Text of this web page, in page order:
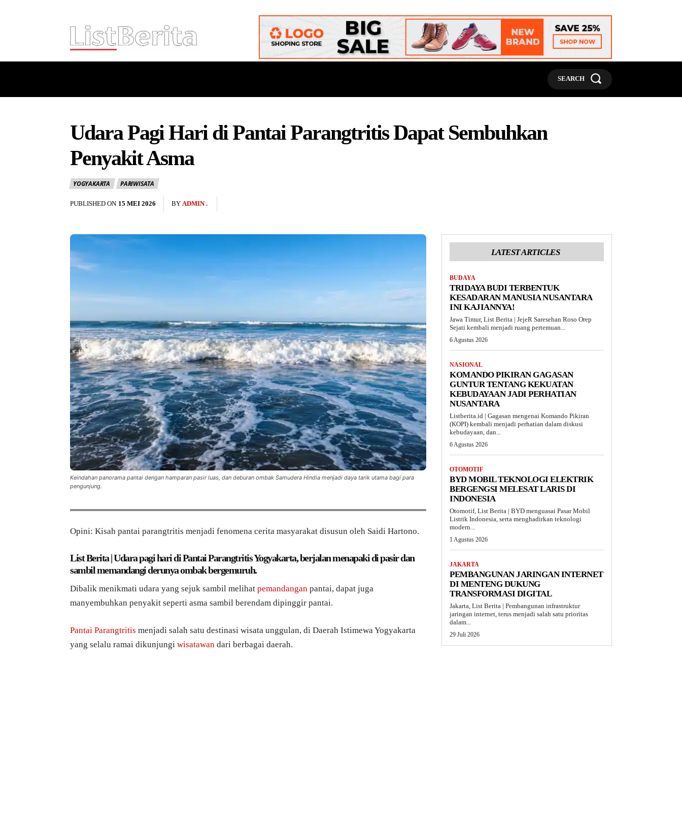
SEARCH
Udara Pagi Hari di Pantai Parangtritis Dapat Sembuhkan
Penyakit Asma
YOGYAKARTA PARIWISATA
PUBLISHED ON 15 MEI 2026 BY ADMIN .
Keindahan panorama pantai dengan hamparan pasir luas, dan deburan ombak Samudera Hindia menjadi daya tarik utama bagi para
pengunjung.
Opini: Kisah pantai parangtritis menjadi fenomena cerita masyarakat disusun oleh Saidi Hartono.
List Berita | Udara pagi hari di Pantai Parangtritis Yogyakarta, berjalan menapaki di pasir dan
sambil memandangi derunya ombak bergemuruh.
Dibalik menikmati udara yang sejuk sambil melihat pemandangan pantai, dapat juga
manyembuhkan penyakit seperti asma sambil berendam dipinggir pantai.
Pantai Parangtritis menjadi salah satu destinasi wisata unggulan, di Daerah Istimewa Yogyakarta
yang selalu ramai dikunjungi wisatawan dari berbagai daerah.
LATEST ARTICLES
BUDAYA
TRIDAYA BUDI TERBENTUK
KESADARAN MANUSIA NUSANTARA
INI KAJIANNYA!
Jawa Timur, List Berita | JejeR Saresehan Roso Orep
Sejati kembali menjadi ruang pertemuan...
6 Agustus 2026
NASIONAL
KOMANDO PIKIRAN GAGASAN
GUNTUR TENTANG KEKUATAN
KEBUDAYAAN JADI PERHATIAN
NUSANTARA
Listberita.id | Gagasan mengenai Komando Pikiran
(KOPI) kembali menjadi perhatian dalam diskusi
kebudayaan, dan...
6 Agustus 2026
OTOMOTIF
BYD MOBIL TEKNOLOGI ELEKTRIK
BERGENGSI MELESAT LARIS DI
INDONESIA
Otomotif, List Berita | BYD menguasai Pasar Mobil
Listrik Indonesia, serta menghadirkan teknologi
modern...
1 Agustus 2026
JAKARTA
PEMBANGUNAN JARINGAN INTERNET
DI MENTENG DUKUNG
TRANSFORMASI DIGITAL
Jakarta, List Berita | Pembangunan infrastruktur
jaringan internet, terus menjadi salah satu prioritas
dalam...
29 Juli 2026